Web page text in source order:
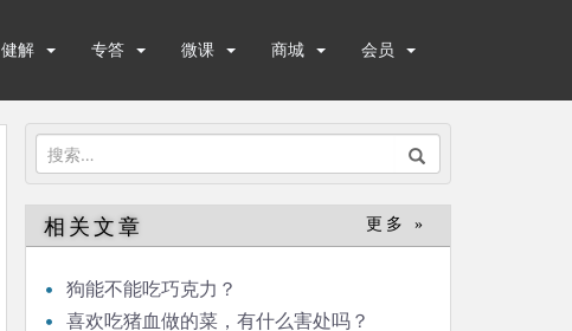
健解 专答 微课 商城 会员
搜
索：
相关文章 更多 »
狗能不能吃巧克力？
喜欢吃猪血做的菜，有什么害处吗？